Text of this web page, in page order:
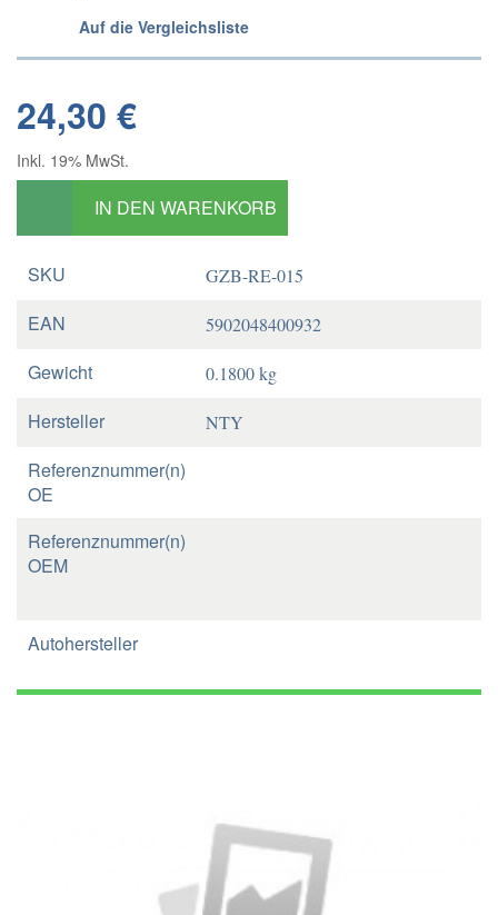
Auf die Vergleichsliste
24,30 €
Inkl. 19% MwSt.
IN DEN WARENKORB
SKU GZB-RE-015
EAN 5902048400932
Gewicht 0.1800 kg
Hersteller NTY
Referenznummer(n)
OE
Referenznummer(n)
OEM
Autohersteller